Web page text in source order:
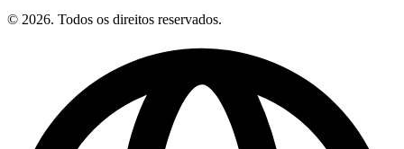
© 2026. Todos os direitos reservados.